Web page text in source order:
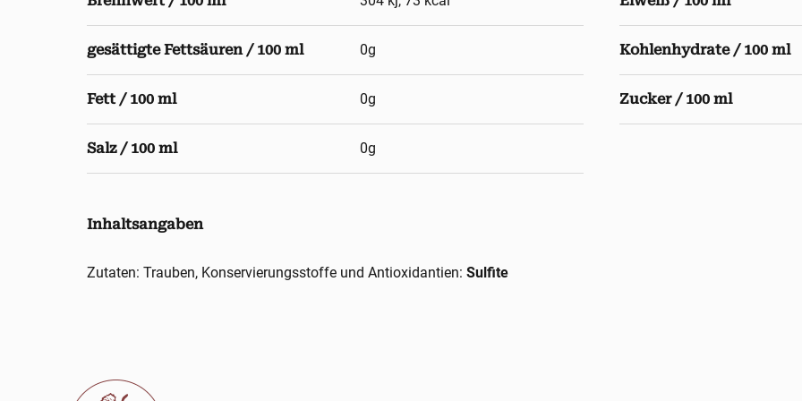
gesättigte Fettsäuren / 100 ml 0g Kohlenhydrate / 100 ml
Fett / 100 ml 0g Zucker / 100 ml
Salz / 100 ml 0g
Inhaltsangaben
Zutaten: Trauben, Konservierungsstoffe und Antioxidantien: Sulfite